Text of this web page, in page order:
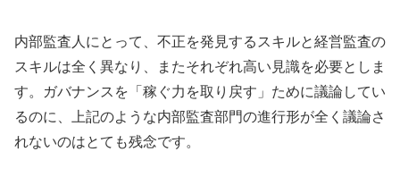
内部監査人にとって、不正を発見するスキルと経営監査の
スキルは全く異なり、またそれぞれ高い見識を必要としま
す。ガバナンスを「稼ぐ力を取り戻す」ために議論してい
るのに、上記のような内部監査部門の進行形が全く議論さ
れないのはとても残念です。